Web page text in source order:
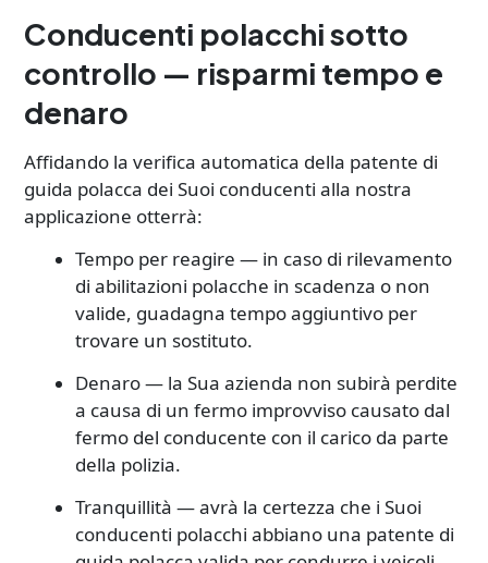
Conducenti polacchi sotto
controllo — risparmi tempo e
denaro
Affidando la verifica automatica della patente di
guida polacca dei Suoi conducenti alla nostra
applicazione otterrà:
Tempo per reagire — in caso di rilevamento
di abilitazioni polacche in scadenza o non
valide, guadagna tempo aggiuntivo per
trovare un sostituto.
Denaro — la Sua azienda non subirà perdite
a causa di un fermo improvviso causato dal
fermo del conducente con il carico da parte
della polizia.
Tranquillità — avrà la certezza che i Suoi
conducenti polacchi abbiano una patente di